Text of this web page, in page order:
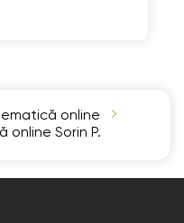
online
Sorin P.